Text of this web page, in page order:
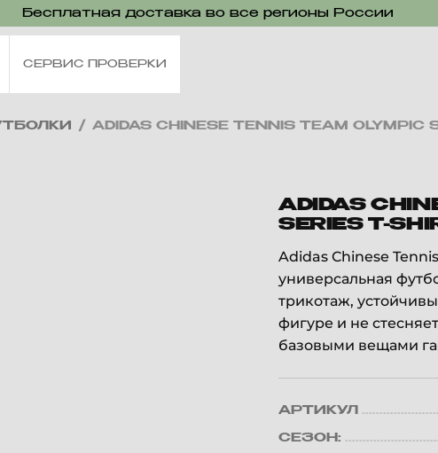
Бесплатная доставка во все регионы России
СЕРВИС ПРОВЕРКИ
/ ADIDAS CHINESE TENNIS TEAM OLYMPIC
ADIDAS
SERIES T-
Adidas Chinese
универсальная
трикотаж,
фигуре и не
базовыми вещами
АРТИКУЛ
СЕЗОН: